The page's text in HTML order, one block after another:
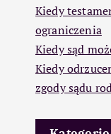
Kiedy
ograniczenia
Kiedy sąd
Kiedy
zgody sądu